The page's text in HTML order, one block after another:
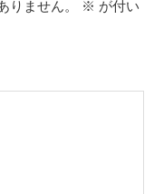
りません。 ※ が付い